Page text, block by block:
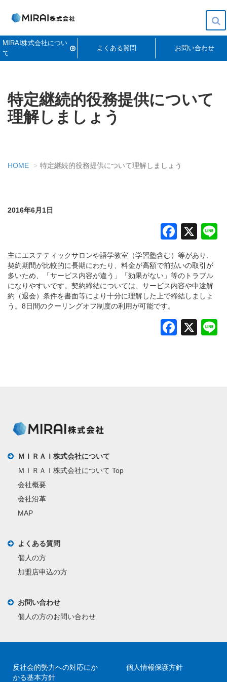
MIRAI株式会社につい
て
よくある質問 お問い合わせ
特定継続的役務提供について
理解しましょう
HOME 特定継続的役務提供について理解しましょう
2016年6月1日
X
主にエステティックサロンや語学教室（学習塾含む）等があり、
契約期間が比較的に長期にわたり、料金が高額で前払いの取引が
多いため、「サービス内容が違う」「効果がない」等のトラブル
になりやすいです。契約締結については、サービス内容や中途解
約（退会）条件を書面等により十分に理解した上で締結しましょ
う。8日間のクーリングオフ制度の利用が可能です。
X
ＭＩＲＡＩ株式会社について
ＭＩＲＡＩ株式会社について Top
会社概要
会社沿革
MAP
よくある質問
個人の方
加盟店申込の方
お問い合わせ
個人の方のお問い合わせ
反社会的勢力への対応にか
かる基本方針
個人情報保護方針